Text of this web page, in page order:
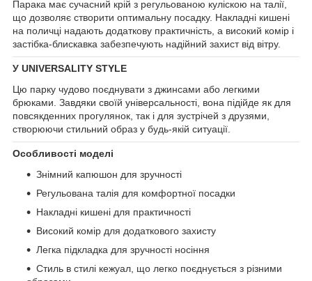
Парака має сучасний крій з регульованою куліскою на талії,
що дозволяє створити оптимальну посадку. Накладні кишені
на поличці надають додаткову практичність, а високий комір і
застібка-блискавка забезпечують надійний захист від вітру.
У UNIVERSALITY STYLE
Цю парку чудово поєднувати з джинсами або легкими
брюками. Завдяки своїй універсальності, вона підійде як для
повсякденних прогулянок, так і для зустрічей з друзями,
створюючи стильний образ у будь-якій ситуації.
Особливості моделі
Знімний капюшон для зручності
Регульована талія для комфортної посадки
Накладні кишені для практичності
Високий комір для додаткового захисту
Легка підкладка для зручності носіння
Стиль в стилі кежуал, що легко поєднується з різними